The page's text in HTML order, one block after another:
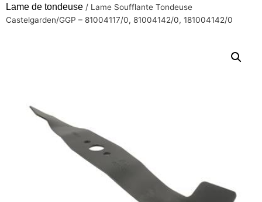
Lame de tondeuse / Lame Soufflante Tondeuse
Castelgarden/GGP – 81004117/0, 81004142/0, 181004142/0